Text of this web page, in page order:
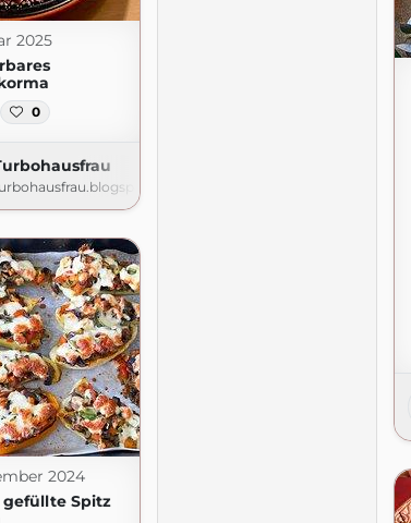
2025
0
2024
gefüllte Spitz